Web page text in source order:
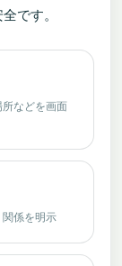
です。
などを画面
係を明示